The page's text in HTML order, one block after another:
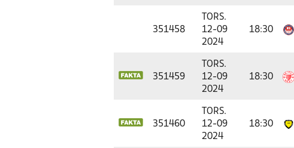
351458
TORS.
12-09
2024
18:30
351459
TORS.
12-09
2024
18:30
351460
TORS.
12-09
2024
18:30